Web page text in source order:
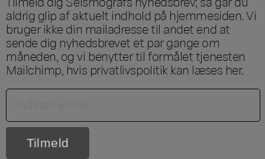
aldrig glip af aktuelt indhold på hjemmesiden. Vi
bruger ikke din mailadresse til andet end at
sende dig nyhedsbrevet et par gange om
måneden, og vi benytter til formålet tjenesten
Mailchimp, hvis privatlivspolitik kan læses her.